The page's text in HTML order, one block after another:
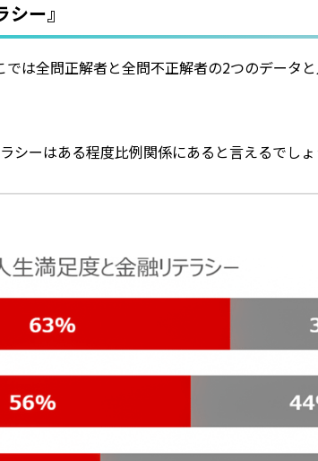
ー』
は全問正解者と全問不正解者の2つのデータ
ーはある程度比例関係にあると言えるでしょ